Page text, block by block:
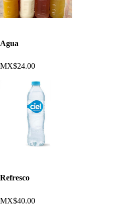
Agua
MX$24.00
Refresco
MX$40.00